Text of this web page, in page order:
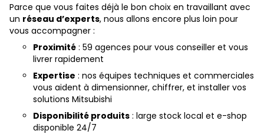
Parce que vous faites déjà le bon choix en travaillant avec
un réseau d’experts, nous allons encore plus loin pour
vous accompagner :
Proximité : 59 agences pour vous conseiller et vous
livrer rapidement
Expertise : nos équipes techniques et commerciales
vous aident à dimensionner, chiffrer, et installer vos
solutions Mitsubishi
Disponibilité produits : large stock local et e-shop
disponible 24/7